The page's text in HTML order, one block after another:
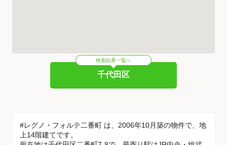
検索結果一覧へ
千代田区
#レグノ・フォルテ二番町 は、2006年10月築の物件で、地
上14階建てです。